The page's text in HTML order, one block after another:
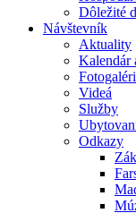
Dôležité
Návštevník
Aktuality
Kalendár
Videá
Služby
Odkazy